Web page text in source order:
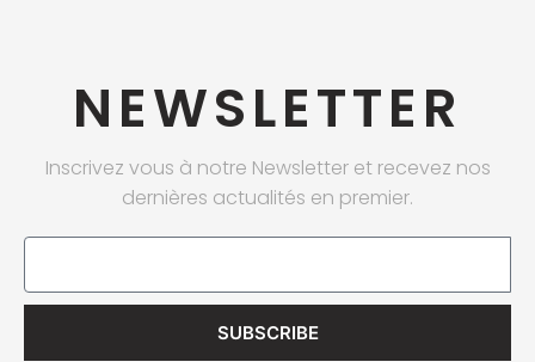
NEWSLETTER
Inscrivez vous à notre Newsletter et recevez nos
dernières actualités en premier.
Email
SUBSCRIBE